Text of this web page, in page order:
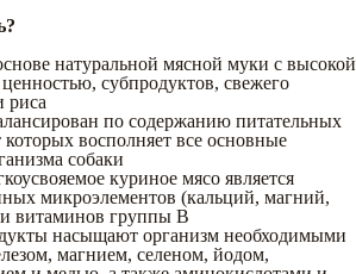
натуральной мясной муки с высокой
ценностью, субпродуктов, свежего
риса
по содержанию питательных
которых восполняет все основные
собаки
куриное мясо является
микроэлементов (кальций, магний,
витаминов группы В
насыщают организм необходимыми
магнием, селеном, йодом,